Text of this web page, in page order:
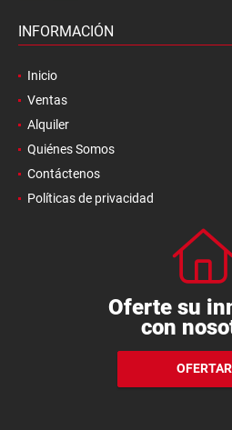
INFORMACIÓN
Inicio
Ventas
Alquiler
Quiénes Somos
Contáctenos
Políticas de privacidad
Oferte su
con
OFERTAR